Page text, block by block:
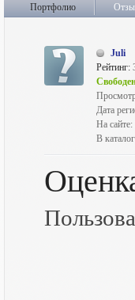
Портфолио
Juli
Рейтинг:
Дата
На сайте:
В